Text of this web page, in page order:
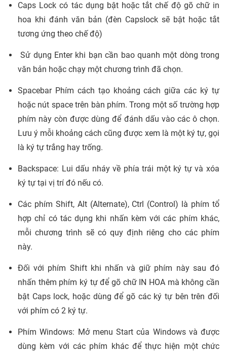
Caps Lock có tác dụng bật hoặc tắt chế độ gõ chữ in
hoa khi đánh văn bản (đèn Capslock sẽ bật hoặc tắt
tương ứng theo chế độ)
Sử dụng Enter khi bạn cần bao quanh một dòng trong
văn bản hoặc chạy một chương trình đã chọn.
Spacebar Phím cách tạo khoảng cách giữa các ký tự
hoặc nút space trên bàn phím. Trong một số trường hợp
phím này còn được dùng để đánh dấu vào các ô chọn.
Lưu ý mỗi khoảng cách cũng được xem là một ký tự, gọi
là ký tự trắng hay trống.
Backspace: Lui dấu nháy về phía trái một ký tự và xóa
ký tự tại vị trí đó nếu có.
Các phím Shift, Alt (Alternate), Ctrl (Control) là phím tổ
hợp chỉ có tác dụng khi nhấn kèm với các phím khác,
mỗi chương trình sẽ có quy định riêng cho các phím
này.
Đối với phím Shift khi nhấn và giữ phím này sau đó
nhấn thêm phím ký tự để gõ chữ IN HOA mà không cần
bật Caps lock, hoặc dùng để gõ các ký tự bên trên đối
với phím có 2 ký tự.
Phím Windows: Mở menu Start của Windows và được
dùng kèm với các phím khác để thực hiện một chức